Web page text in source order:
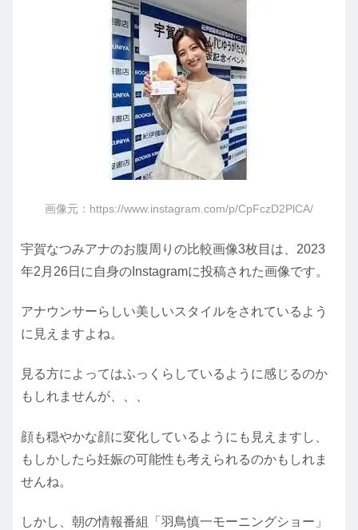
画像元：https://www.instagram.com/p/CpFczD2PlCA/
宇賀なつみアナのお腹周りの比較画像3枚目は、2023
年2月26日に自身のInstagramに投稿された画像です。
アナウンサーらしい美しいスタイルをされているよう
に見えますよね。
見る方によってはふっくらしているように感じるのか
もしれませんが、、、
顔も穏やかな顔に変化しているようにも見えますし、
もしかしたら妊娠の可能性も考えられるのかもしれま
せんね。
しかし、朝の情報番組「羽鳥慎一モーニングショー」